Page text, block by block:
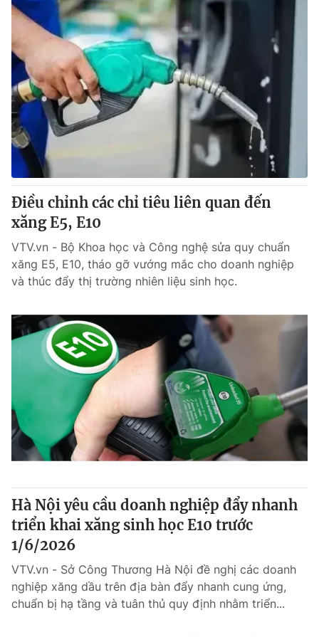
Điều chỉnh các chỉ tiêu liên quan đến
xăng E5, E10
VTV.vn - Bộ Khoa học và Công nghệ sửa quy chuẩn
xăng E5, E10, tháo gỡ vướng mắc cho doanh nghiệp
và thúc đẩy thị trường nhiên liệu sinh học.
Hà Nội yêu cầu doanh nghiệp đẩy nhanh
triển khai xăng sinh học E10 trước
1/6/2026
VTV.vn - Sở Công Thương Hà Nội đề nghị các doanh
nghiệp xăng dầu trên địa bàn đẩy nhanh cung ứng,
chuẩn bị hạ tầng và tuân thủ quy định nhằm triển...